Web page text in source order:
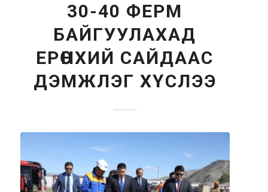
30-40 ФЕРМ
БАЙГУУЛАХАД
ЕРӨНХИЙ САЙДААС
ДЭМЖЛЭГ ХҮСЛЭЭ